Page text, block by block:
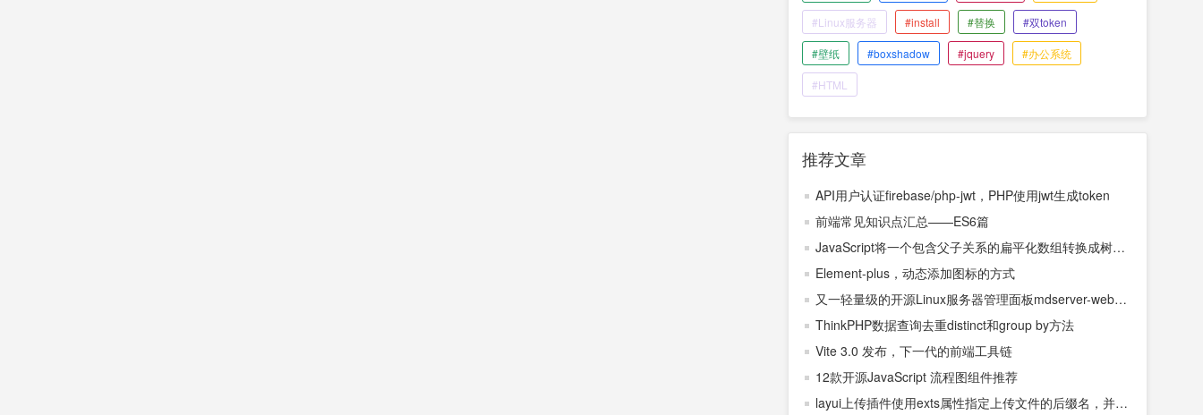
#Linux服务器 #install #替换 #双token
#壁纸 #boxshadow #jquery #办公系统
#HTML
推荐文章
API用户认证firebase/php-jwt，PHP使用jwt生成token
前端常见知识点汇总——ES6篇
JavaScript将一个包含父子关系的扁平化数组转换成树形
菜单Element-plus，动态添加图标的方式
又一轻量级的开源Linux服务器管理面板mdserver-web推
荐 ThinkPHP数据查询去重distinct和group by方法
Vite 3.0 发布，下一代的前端工具链
12款开源JavaScript 流程图组件推荐
layui上传插件使用exts属性指定上传文件的后缀名，并过